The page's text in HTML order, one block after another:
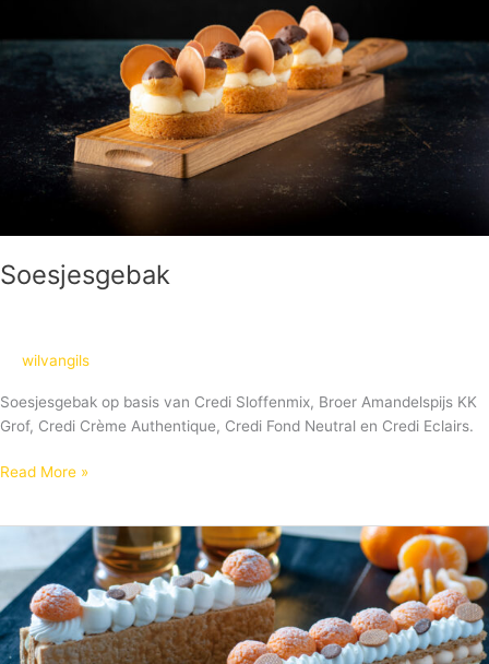
Soesjesgebak
wilvangils
Soesjesgebak op basis van Credi Sloffenmix, Broer Amandelspijs KK
Grof, Credi Crème Authentique, Credi Fond Neutral en Credi Eclairs.
Read More »
Koningsdag
Tompouce